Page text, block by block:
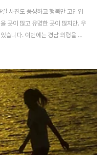
사진도 풍성하고 행복만 고민입
곳이 많고 유명한 곳이 많지만. 우
습니다. 이번에는 경남 의령을 지
확히 여기가 어딘지는 모른다는게
다. 이사진을 담는데 정말 여러 장
서툴러서 촛점을 잘못맞추는 바람
서 혼났습니다..ㅋㅋ 그리고 조금
담을 수 있었습니다. 그리고 또 국